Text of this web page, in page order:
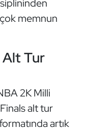
memnun
Alt Tur
2K Milli
alt tur
artık